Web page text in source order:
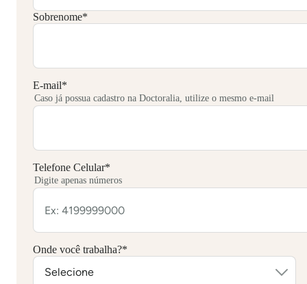
Sobrenome*
E-mail*
Caso já possua cadastro na Doctoralia, utilize o mesmo e-mail
Telefone Celular*
Digite apenas números
Onde você trabalha?*